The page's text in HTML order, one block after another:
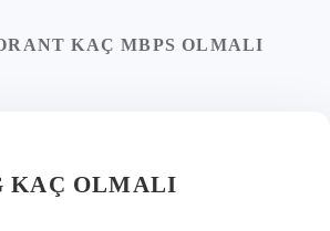
KAÇ MBPS OLMALI
KAÇ OLMALI